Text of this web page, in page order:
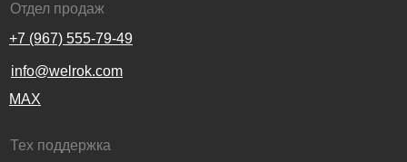
Тех поддержка
Отдел продаж
+7 (967) 555-79-49
info@welrok.com
MAX